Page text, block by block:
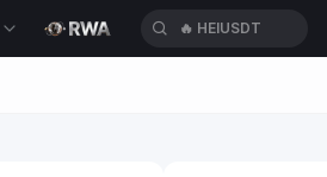
🔥 HEIUSDT